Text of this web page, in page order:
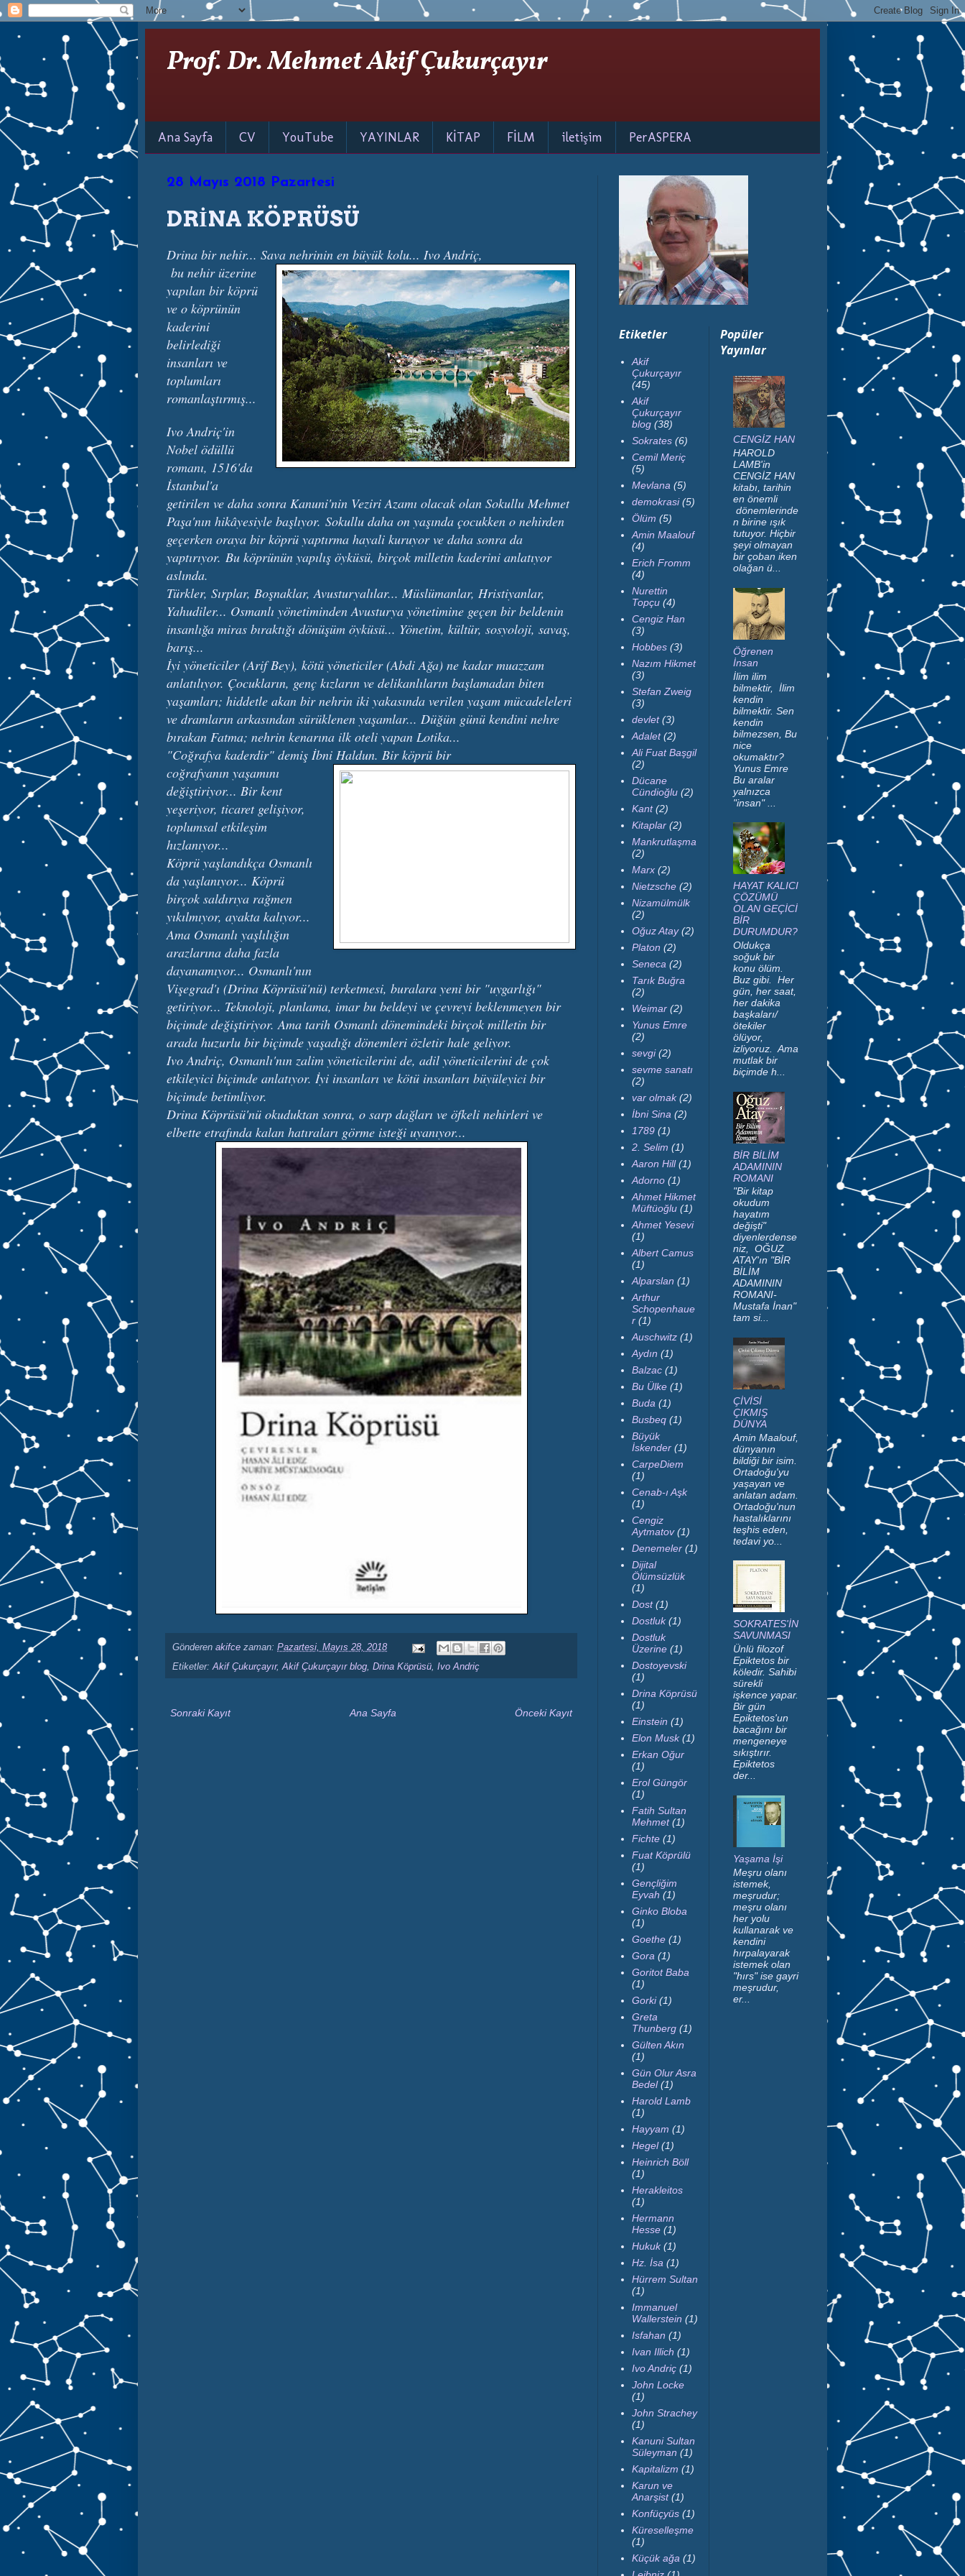
Prof. Dr. Mehmet Akif Çukurçayır
Ana Sayfa CV YouTube YAYINLAR KİTAP FİLM iletişim PerASPERA
28 Mayıs 2018 Pazartesi
DRİNA KÖPRÜSÜ
Drina bir nehir... Sava nehrinin en büyük kolu... Ivo Andriç,
bu nehir üzerine
yapılan bir köprü
ve o köprünün
kaderini
belirlediği
insanları ve
toplumları
romanlaştırmış...
Ivo Andriç'in
Nobel ödüllü
romanı, 1516'da
İstanbul'a
getirilen ve daha sonra Kanuni'nin Veziri Azamı olacak olan Sokullu Mehmet
Paşa'nın hikâyesiyle başlıyor. Sokullu daha on yaşında çocukken o nehirden
geçerken oraya bir köprü yaptırma hayali kuruyor ve daha sonra da
yaptırıyor. Bu köprünün yapılış öyküsü, birçok milletin kaderini anlatıyor
aslında.
Türkler, Sırplar, Boşnaklar, Avusturyalılar... Müslümanlar, Hristiyanlar,
Yahudiler... Osmanlı yönetiminden Avusturya yönetimine geçen bir beldenin
insanlığa miras bıraktığı dönüşüm öyküsü... Yönetim, kültür, sosyoloji, savaş,
barış...
İyi yöneticiler (Arif Bey), kötü yöneticiler (Abdi Ağa) ne kadar muazzam
anlatılıyor. Çocukların, genç kızların ve delikanlıların başlamadan biten
yaşamları; hiddetle akan bir nehrin iki yakasında verilen yaşam mücadeleleri
ve dramların arkasından sürüklenen yaşamlar... Düğün günü kendini nehre
bırakan Fatma; nehrin kenarına ilk oteli yapan Lotika...
"Coğrafya kaderdir" demiş İbni Haldun. Bir köprü bir
coğrafyanın yaşamını
değiştiriyor... Bir kent
yeşeriyor, ticaret gelişiyor,
toplumsal etkileşim
hızlanıyor...
Köprü yaşlandıkça Osmanlı
da yaşlanıyor... Köprü
birçok saldırıya rağmen
yıkılmıyor, ayakta kalıyor...
Ama Osmanlı yaşlılığın
arazlarına daha fazla
dayanamıyor... Osmanlı'nın
Vişegrad'ı (Drina Köprüsü'nü) terketmesi, buralara yeni bir "uygarlığı"
getiriyor... Teknoloji, planlama, imar bu beldeyi ve çevreyi beklenmeyen bir
biçimde değiştiriyor. Ama tarih Osmanlı dönemindeki birçok milletin bir
arada huzurlu bir biçimde yaşadığı dönemleri özletir hale geliyor.
Ivo Andriç, Osmanlı'nın zalim yöneticilerini de, adil yöneticilerini de çok
etkileyici biçimde anlatıyor. İyi insanları ve kötü insanları büyüleyici bir
biçimde betimliyor.
Drina Köprüsü'nü okuduktan sonra, o sarp dağları ve öfkeli nehirleri ve
elbette etrafında kalan hatıraları görme isteği uyanıyor...
Gönderen akifce zaman: Pazartesi, Mayıs 28, 2018
Etiketler:Akif Çukurçayır,Akif Çukurçayır blog, Drina Köprüsü, Ivo Andriç
Sonraki Kayıt Önceki Kayıt
Ana Sayfa
Etiketler
Akif
Çukurçayır
(45)
Akif
Çukurçayır
blog (38)
Sokrates (6)
Cemil Meriç
(5)
Mevlana (5)
demokrasi (5)
Ölüm (5)
Amin Maalouf
(4)
Erich Fromm
(4)
Nurettin
Topçu (4)
Cengiz Han
(3)
Hobbes (3)
Nazım Hikmet
(3)
Stefan Zweig
(3)
devlet (3)
Adalet (2)
Ali Fuat Başgil
(2)
Dücane
Cündioğlu (2)
Kant (2)
Kitaplar (2)
Mankrutlaşma
(2)
Marx (2)
Nietzsche (2)
Nizamülmülk
(2)
Oğuz Atay (2)
Platon (2)
Seneca (2)
Tarık Buğra
(2)
Weimar (2)
Yunus Emre
(2)
sevgi (2)
sevme sanatı
(2)
var olmak (2)
İbni Sina (2)
1789 (1)
2. Selim (1)
Aaron Hill (1)
Adorno (1)
Ahmet Hikmet
Müftüoğlu (1)
Ahmet Yesevi
(1)
Albert Camus
(1)
Alparslan (1)
Arthur
Schopenhaue
r (1)
Auschwitz (1)
Aydın (1)
Balzac (1)
Bu Ülke (1)
Buda (1)
Busbeq (1)
Büyük
İskender (1)
CarpeDiem
(1)
Cenab-ı Aşk
(1)
Cengiz
Aytmatov (1)
Denemeler (1)
Dijital
Ölümsüzlük
(1)
Dost (1)
Dostluk (1)
Dostluk
Üzerine (1)
Dostoyevski
(1)
Drina Köprüsü
(1)
Einstein (1)
Elon Musk (1)
Erkan Oğur
(1)
Erol Güngör
(1)
Fatih Sultan
Mehmet (1)
Fichte (1)
Fuat Köprülü
(1)
Gençliğim
Eyvah (1)
Ginko Bloba
(1)
Goethe (1)
Gora (1)
Goritot Baba
(1)
Gorki (1)
Greta
Thunberg (1)
Gülten Akın
(1)
Gün Olur Asra
Bedel (1)
Harold Lamb
(1)
Hayyam (1)
Hegel (1)
Heinrich Böll
(1)
Herakleitos
(1)
Hermann
Hesse (1)
Hukuk (1)
Hz. İsa (1)
Hürrem Sultan
(1)
Immanuel
Wallerstein (1)
Isfahan (1)
Ivan Illich (1)
Ivo Andriç (1)
John Locke
(1)
John Strachey
(1)
Kanuni Sultan
Süleyman (1)
Kapitalizm (1)
Karun ve
Anarşist (1)
Konfüçyüs (1)
Küreselleşme
(1)
Küçük ağa (1)
Popüler
Yayınlar
CENGİZ HAN
HAROLD
LAMB'in
CENGİZ HAN
kitabı, tarihin
en önemli
dönemlerinde
n birine ışık
tutuyor. Hiçbir
şeyi olmayan
bir çoban iken
olağan ü...
Öğrenen
İnsan
İlim ilim
bilmektir, İlim
kendin
bilmektir. Sen
kendin
bilmezsen, Bu
nice
okumaktır?
Yunus Emre
Bu aralar
yalnızca
"insan" ...
HAYAT KALICI
ÇÖZÜMÜ
OLAN GEÇİCİ
BİR
DURUMDUR?
Oldukça
soğuk bir
konu ölüm.
Buz gibi. Her
gün, her saat,
her dakika
başkaları/
ötekiler
ölüyor,
izliyoruz. Ama
mutlak bir
biçimde h...
BİR BİLİM
ADAMININ
ROMANI
"Bir kitap
okudum
hayatım
değişti"
diyenlerdense
niz, OĞUZ
ATAY'ın "BİR
BİLİM
ADAMININ
ROMANI-
Mustafa İnan"
tam si...
ÇİVİSİ
ÇIKMIŞ
DÜNYA
Amin Maalouf,
dünyanın
bildiği bir isim.
Ortadoğu'yu
yaşayan ve
anlatan adam.
Ortadoğu'nun
hastalıklarını
teşhis eden,
tedavi yo...
SOKRATES'İN
SAVUNMASI
Ünlü filozof
Epiktetos bir
köledir. Sahibi
sürekli
işkence yapar.
Bir gün
Epiktetos'un
bacağını bir
mengeneye
sıkıştırır.
Epiktetos
der...
Yaşama İşi
Meşru olanı
istemek,
meşrudur;
meşru olanı
her yolu
kullanarak ve
kendini
hırpalayarak
istemek olan
"hırs" ise gayri
meşrudur,
er...